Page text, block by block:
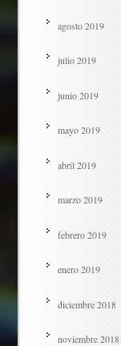
agosto 2019
julio 2019
junio 2019
mayo 2019
abril 2019
marzo 2019
febrero 2019
enero 2019
diciembre 2018
noviembre 2018